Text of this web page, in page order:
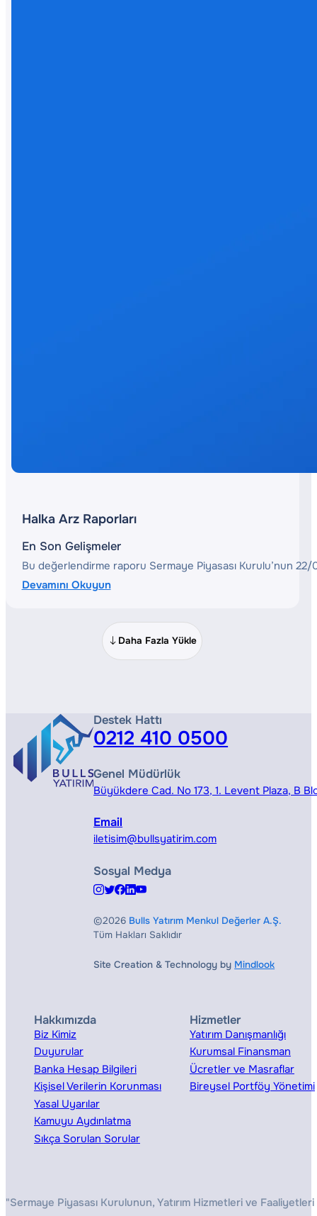
Halka Arz Raporları
En Son Gelişmeler
Bu değerlendirme raporu Sermaye Piyasası Kurulu’nun 22/
Devamını Okuyun
Daha Fazla Yükle
Destek Hattı
0212 410 0500
Genel Müdürlük
Büyükdere Cad. No 173, 1. Levent Plaza, B
Email
iletisim@bullsyatirim.com
Sosyal Medya
©2026 Bulls Yatırım Menkul Değerler A.Ş.
Tüm Hakları Saklıdır
Site Creation & Technology by Mindlook
Hakkımızda
Biz Kimiz
Duyurular
Banka Hesap Bilgileri
Kişisel Verilerin Korunması
Yasal Uyarılar
Kamuyu Aydınlatma
Sıkça Sorulan Sorular
Hizmetler
Yatırım Danışmanlığı
Kurumsal Finansman
Ücretler ve Masraflar
Bireysel Portföy Yönetimi
"Sermaye Piyasası Kurulunun, Yatırım Hizmetleri ve